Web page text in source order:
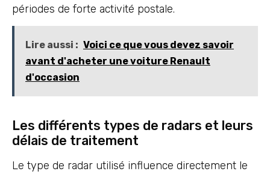
périodes de forte activité postale.
Lire aussi : Voici ce que vous devez savoir
avant d'acheter une voiture Renault
d'occasion
Les différents types de radars et leurs
délais de traitement
Le type de radar utilisé influence directement le